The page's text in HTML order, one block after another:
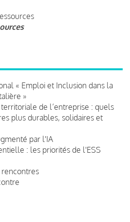
« Emploi et Inclusion dans la
»
de l’entreprise : quels
plus durables, solidaires et
par l'IA
: les priorités de l'ESS
rencontres